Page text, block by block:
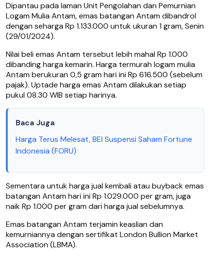
Dipantau pada laman Unit Pengolahan dan Pemurnian
Logam Mulia Antam, emas batangan Antam dibandrol
dengan seharga Rp 1.133.000 untuk ukuran 1 gram, Senin
(29/01/2024).
Nilai beli emas Antam tersebut lebih mahal Rp 1.000
dibanding harga kemarin. Harga termurah logam mulia
Antam berukuran 0,5 gram hari ini Rp 616.500 (sebelum
pajak). Uptade harga emas Antam dilakukan setiap
pukul 08.30 WIB setiap harinya.
Baca Juga
Harga Terus Melesat, BEI Suspensi Saham Fortune
Indonesia (FORU)
Sementara untuk harga jual kembali atau buyback emas
batangan Antam hari ini Rp 1.029.000 per gram, juga
naik Rp 1.000 per gram dari harga jual sebelumnya.
Emas batangan Antam terjamin keaslian dan
kemurniannya dengan sertifikat London Bullion Market
Association (LBMA).